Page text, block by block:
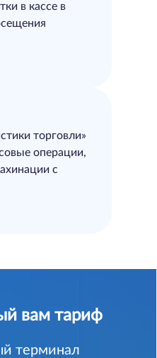
в кассе в
торговли»
операции,
с
вам тариф
терминал